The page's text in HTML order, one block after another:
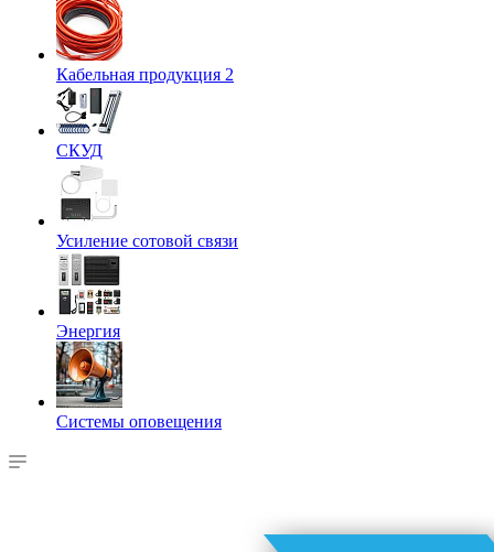
Кабельная продукция 2
СКУД
Усиление сотовой связи
Энергия
Системы оповещения